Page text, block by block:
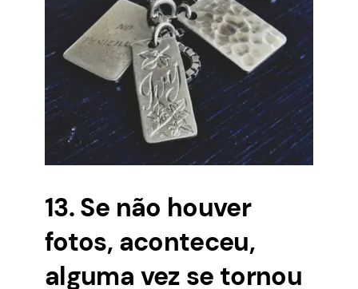
13. Se não houver
fotos, aconteceu,
alguma vez se tornou